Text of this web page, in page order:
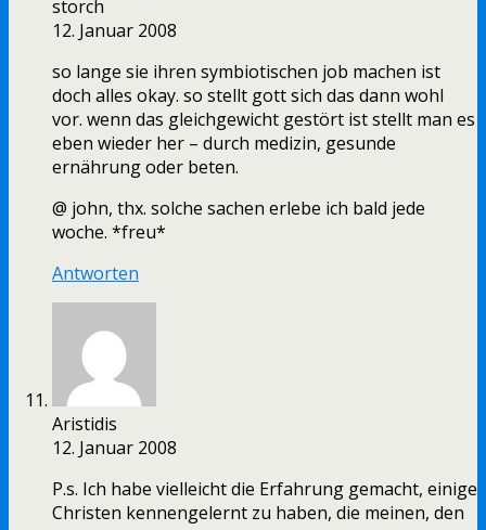
storch
12. Januar 2008
so lange sie ihren symbiotischen job machen ist
doch alles okay. so stellt gott sich das dann wohl
vor. wenn das gleichgewicht gestört ist stellt man es
eben wieder her – durch medizin, gesunde
ernährung oder beten.
@ john, thx. solche sachen erlebe ich bald jede
woche. *freu*
Antworten
Aristidis
12. Januar 2008
P.s. Ich habe vielleicht die Erfahrung gemacht, einige
Christen kennengelernt zu haben, die meinen, den